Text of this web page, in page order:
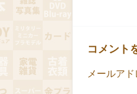
コメント
メールア